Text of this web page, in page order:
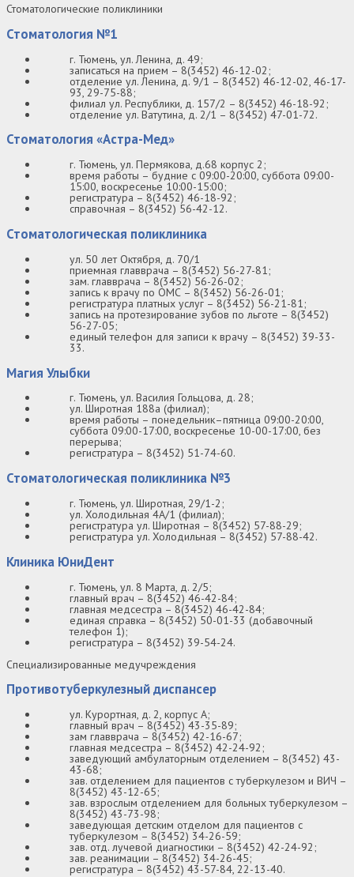
Стоматологические поликлиники
Стоматология №1
г. Тюмень, ул. Ленина, д. 49;
записаться на прием – 8(3452) 46-12-02;
отделение ул. Ленина, д. 9/1 – 8(3452) 46-12-02, 46-17-
93, 29-75-88;
филиал ул. Республики, д. 157/2 – 8(3452) 46-18-92;
отделение ул. Ватутина, д. 2/1 – 8(3452) 47-01-72.
Стоматология «Астра-Мед»
г. Тюмень, ул. Пермякова, д.68 корпус 2;
время работы – будние с 09:00-20:00, суббота 09:00-
15:00, воскресенье 10:00-15:00;
регистратура – 8(3452) 46-18-92;
справочная – 8(3452) 56-42-12.
Стоматологическая поликлиника
ул. 50 лет Октября, д. 70/1
приемная главврача – 8(3452) 56-27-81;
зам. главврача – 8(3452) 56-26-02;
запись к врачу по ОМС – 8(3452) 56-26-01;
регистратура платных услуг – 8(3452) 56-21-81;
запись на протезирование зубов по льготе – 8(3452)
56-27-05;
единый телефон для записи к врачу – 8(3452) 39-33-
33.
Магия Улыбки
г. Тюмень, ул. Василия Гольцова, д. 28;
ул. Широтная 188а (филиал);
время работы – понедельник–пятница 09:00-20:00,
суббота 09:00-17:00, воскресенье 10-00-17:00, без
перерыва;
регистратура – 8(3452) 51-74-60.
Стоматологическая поликлиника №3
г. Тюмень, ул. Широтная, 29/1-2;
ул. Холодильная 4А/1 (филиал);
регистратура ул. Широтная – 8(3452) 57-88-29;
регистратура ул. Холодильная – 8(3452) 57-88-42.
Клиника ЮниДент
г. Тюмень, ул. 8 Марта, д. 2/5;
главный врач – 8(3452) 46-42-84;
главная медсестра – 8(3452) 46-42-84;
единая справка – 8(3452) 50-01-33 (добавочный
телефон 1);
регистратура – 8(3452) 39-54-24.
Специализированные медучреждения
Противотуберкулезный диспансер
ул. Курортная, д. 2, корпус А;
главный врач – 8(3452) 43-35-89;
зам главврача – 8(3452) 42-16-67;
главная медсестра – 8(3452) 42-24-92;
заведующий амбулаторным отделением – 8(3452) 43-
43-68;
зав. отделением для пациентов с туберкулезом и ВИЧ –
8(3452) 43-12-65;
зав. взрослым отделением для больных туберкулезом –
8(3452) 43-73-98;
заведующая детским отделом для пациентов с
туберкулезом – 8(3452) 34-26-59;
зав. отд. лучевой диагностики – 8(3452) 42-24-92;
зав. реанимации – 8(3452) 34-26-45;
регистратура – 8(3452) 43-57-84, 22-13-40.